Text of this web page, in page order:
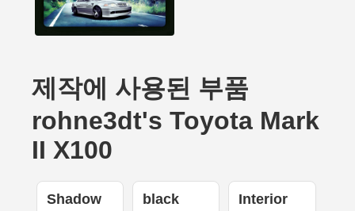
제작에 사용된 부품
rohne3dt's Toyota Mark
II X100
Shadow black Interior